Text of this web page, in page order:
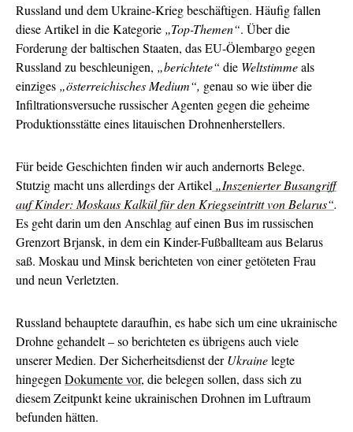
Russland und dem Ukraine-Krieg beschäftigen. Häufig fallen
diese Artikel in die Kategorie „Top-Themen“. Über die
Forderung der baltischen Staaten, das EU-Ölembargo gegen
Russland zu beschleunigen, „berichtete“ die Weltstimmeals
einziges „österreichisches Medium“, genau so wie über die
Infiltrationsversuche russischer Agenten gegen die geheime
Produktionsstätte eines litauischen Drohnenherstellers.
Für beide Geschichten finden wir auch andernorts Belege.
Stutzig macht uns allerdings der Artikel „Inszenierter Busangriff
auf Kinder: Moskaus Kalkül für den Kriegseintritt von Belarus“.
Es geht darin um den Anschlag auf einen Bus im russischen
Grenzort Brjansk, in dem ein Kinder-Fußballteam aus Belarus
saß. Moskau und Minsk berichteten von einer getöteten Frau
und neun Verletzten.
Russland behauptete daraufhin, es habe sich um eine ukrainische
Drohne gehandelt – so berichteten es übrigens auch viele
unserer Medien. Der Sicherheitsdienst derUkrainelegte
hingegen Dokumente vor, die belegen sollen, dass sich zu
diesem Zeitpunkt keine ukrainischen Drohnen im Luftraum
befunden hätten.